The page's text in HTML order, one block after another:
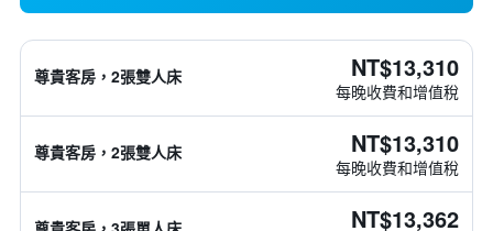
尊貴客房，2張雙人床 NT$13,310
每晚收費和增值稅
尊貴客房，2張雙人床 NT$13,310
每晚收費和增值稅
NT$13,362